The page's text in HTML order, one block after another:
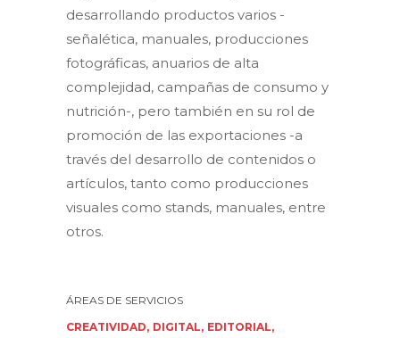
desarrollando productos varios -
señalética, manuales, producciones
fotográficas, anuarios de alta
complejidad, campañas de consumo y
nutrición-, pero también en su rol de
promoción de las exportaciones -a
través del desarrollo de contenidos o
artículos, tanto como producciones
visuales como stands, manuales, entre
otros.
CREATIVIDAD DIGITAL EDITORIAL